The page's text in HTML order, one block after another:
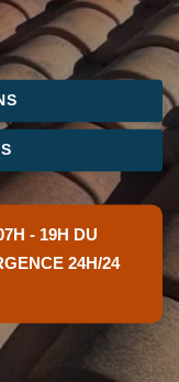
- 19H DU
24H/24